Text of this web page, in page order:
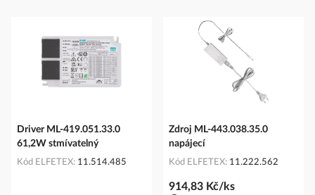
Driver ML-419.051.33.0
61,2W stmívatelný
Kód ELFETEX 11.514.485
Zdroj ML-443.038.35.0
napájecí
Kód ELFETEX 11.222.562
914,83 Kč/ks